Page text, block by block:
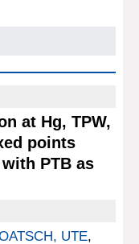
at Hg, TPW,
points
with PTB as
UTE,